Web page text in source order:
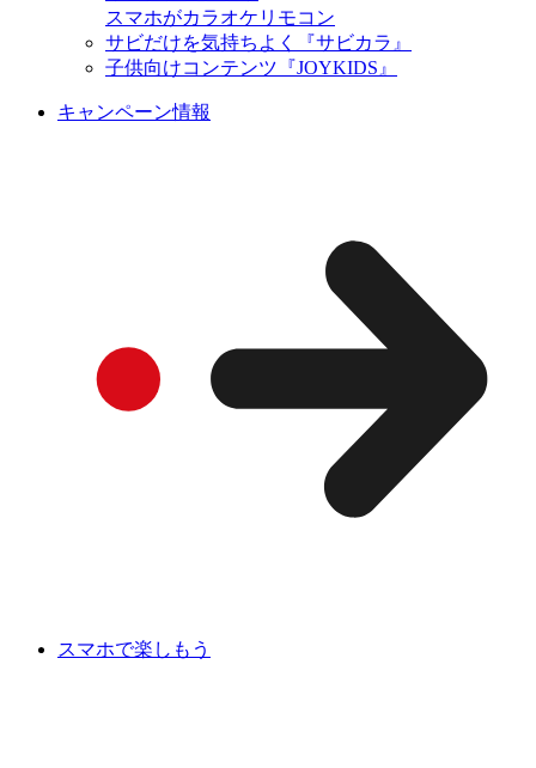
スマホがカラオケリモコン
サビだけを気持ちよく『サビカラ』
子供向けコンテンツ『JOYKIDS』
キャンペーン情報
スマホで楽しもう